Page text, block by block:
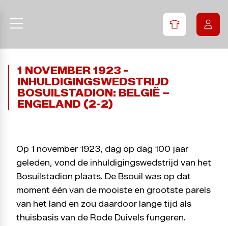
1 NOVEMBER 1923 -
INHULDIGINGSWEDSTRIJD
BOSUILSTADION: BELGIË –
ENGELAND (2-2)
Op 1 november 1923, dag op dag 100 jaar
geleden, vond de inhuldigingswedstrijd van het
Bosuilstadion plaats. De Bsouil was op dat
moment één van de mooiste en grootste parels
van het land en zou daardoor lange tijd als
thuisbasis van de Rode Duivels fungeren.